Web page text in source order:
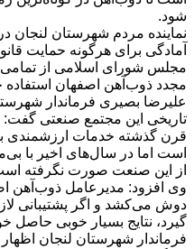
شود.
نماینده مردم شهرستان لنجان
آمادگی برای هرگونه حمایت
مجلس شورای اسلامی از
مجدد ذوب‌آهن اصفهان استفاده
علیرضا بصیری فرماندار
تاریخی این مجتمع صنعتی
قرن گذشته خدمات ارزشمندی
است اما در سال‌های اخیر با
از این صنعت صورت نگرفته
وی افزود: مدیرعامل ذوب‌آهن
دوش می‌کشد و اگر پشتیبانی
گیرد، نتایج بسیار خوبی حاصل
فرماندار شهرستان لنجان